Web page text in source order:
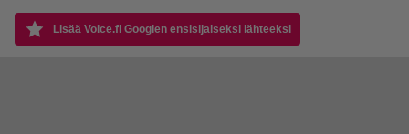
Lisää Voice.fi Googlen ensisijaiseksi lähteeksi